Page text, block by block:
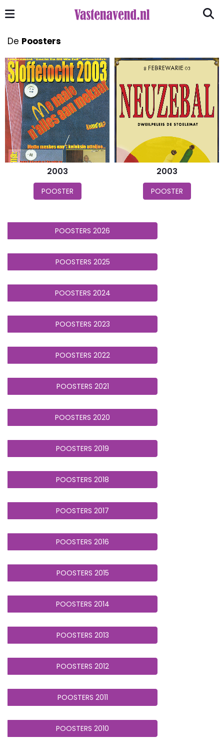
De Poosters
2003
POOSTER
2003
POOSTER
POOSTERS 2026
POOSTERS 2025
POOSTERS 2024
POOSTERS 2023
POOSTERS 2022
POOSTERS 2021
POOSTERS 2020
POOSTERS 2019
POOSTERS 2018
POOSTERS 2017
POOSTERS 2016
POOSTERS 2015
POOSTERS 2014
POOSTERS 2013
POOSTERS 2012
POOSTERS 2011
POOSTERS 2010